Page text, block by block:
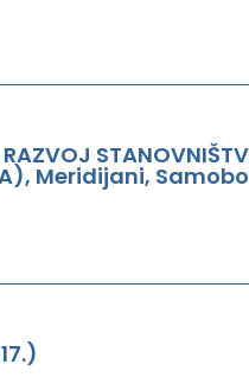
Meridijani,